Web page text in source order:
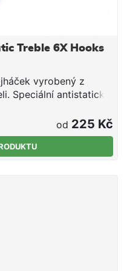
Treble 6X Hooks
vyrobený z
Speciální antistatický
gumový potah
6 ks
od 225 Kč